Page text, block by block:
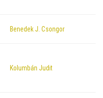
Benedek J. Csongor
Kolumbán Judit